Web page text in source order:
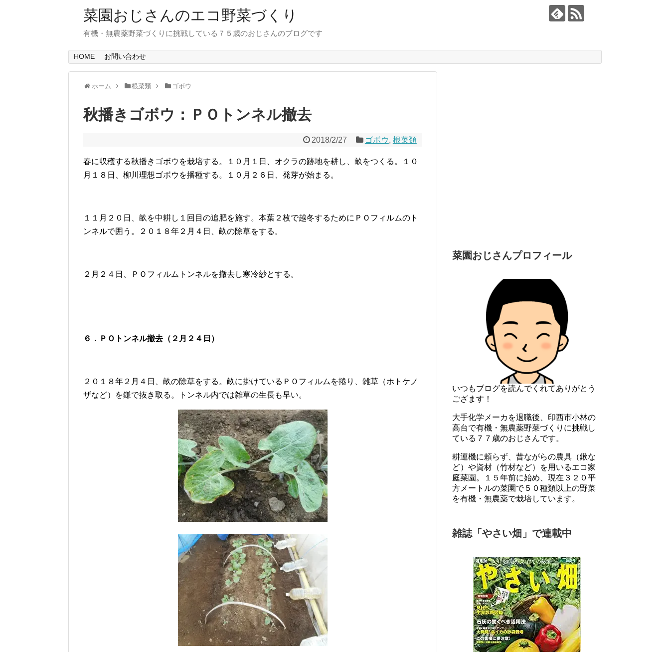
菜園おじさんのエコ野菜づくり
有機・無農薬野菜づくりに挑戦している７５歳のおじさんのブログです
HOME お問い合わせ
ホーム 根菜類 ゴボウ
秋播きゴボウ：ＰＯトンネル撤去
2018/2/27 ゴボウ, 根菜類
春に収穫する秋播きゴボウを栽培する。１０月１日、オクラの跡地を耕し、畝をつくる。１０
月１８日、柳川理想ゴボウを播種する。１０月２６日、発芽が始まる。
１１月２０日、畝を中耕し１回目の追肥を施す。本葉２枚で越冬するためにＰＯフィルムのト
ンネルで囲う。２０１８年２月４日、畝の除草をする。
２月２４日、ＰＯフィルムトンネルを撤去し寒冷紗とする。
６． ＰＯトンネル撤去 （２月２４日）
２０１８年２月４日、畝の除草をする。畝に掛けているＰＯフィルムを捲り、雑草（ホトケノ
ザなど）を鎌で抜き取る。トンネル内では雑草の生長も早い。
菜園おじさんプロフィール
いつもブログを読んでくれてありがとう
ござます！
大手化学メーカを退職後、印西市小林の
高台で有機・無農薬野菜づくりに挑戦し
ている７７歳のおじさんです。
耕運機に頼らず、昔ながらの農具（鍬な
ど）や資材（竹材など）を用いるエコ家
庭菜園。１５年前に始め、現在３２０平
方メートルの菜園で５０種類以上の野菜
を有機・無農薬で栽培しています。
雑誌「やさい畑」で連載中